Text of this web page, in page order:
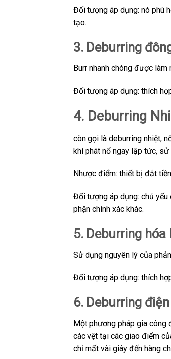
Đối tượng áp dụng: nó phù
tạo.
3. Deburring
Burr nhanh chóng được
Đối tượng áp dụng: thích
4. Deburring
còn gọi là deburring nhiệt,
khí phát nổ ngay lập tức,
Nhược điểm: thiết bị đắt
Đối tượng áp dụng: chủ yếu
phận chính xác khác.
5. Deburring hóa
Sử dụng nguyên lý của
Đối tượng áp dụng: thích
6. Deburring
Một phương pháp gia công
các vệt tại các giao điểm
chỉ mất vài giây đến hàng